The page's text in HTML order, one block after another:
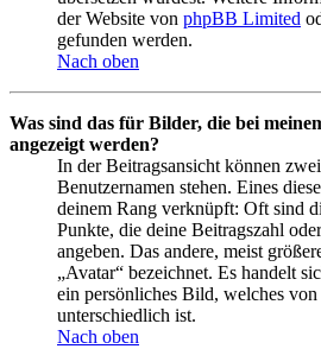
der Website von phpBB Limited
gefunden werden.
Nach oben
Was sind das für Bilder, die bei
angezeigt werden?
In der Beitragsansicht können
Benutzernamen stehen. Eines
deinem Rang verknüpft: Oft sind
Punkte, die deine Beitragszahl
angeben. Das andere, meist
„Avatar“ bezeichnet. Es handelt
ein persönliches Bild, welches
unterschiedlich ist.
Nach oben